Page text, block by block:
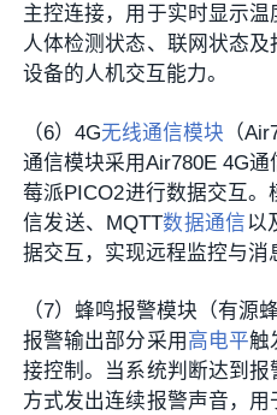
主控连接，用于实时显示温
人体检测状态、联网状态
设备的人机交互能力。
（6）4G无线通信模块 （
通信模块采用Air780E 4G
莓派PICO2进行数据交互
信发送、MQTT数据通信以
据交互，实现远程监控与消
（7）蜂鸣报警模块（有源
报警输出部分采用 高电平触
接控制。当系统判断达到
方式发出连续报警声音，